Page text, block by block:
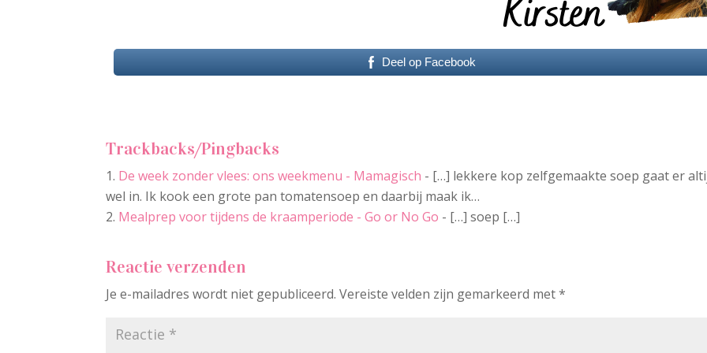
Deel op Facebook
Trackbacks/Pingbacks
De week zonder vlees: ons weekmenu - Mamagisch - […] lekkere kop zelfgemaakte soep gaat er
wel in. Ik kook een grote pan tomatensoep en daarbij maak ik…
Mealprep voor tijdens de kraamperiode - Go or No Go - […] soep […]
Reactie verzenden
Je e-mailadres wordt niet gepubliceerd. Vereiste velden zijn gemarkeerd met*